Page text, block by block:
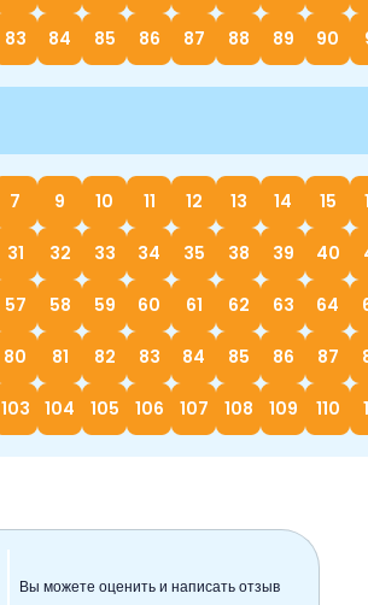
83 84 85 86 87 88 89 90
7 9 10 11 12 13 14 15
31 32 33 34 35 38 39 40
57 58 59 60 61 62 63 64
80 81 82 83 84 85 86 87
103 104 105 106 107 108 109 110
Вы можете оценить и написать отзыв